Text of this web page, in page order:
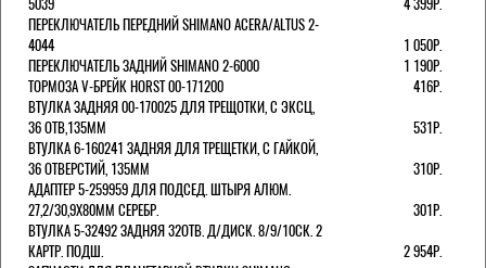
ПЕРЕКЛЮЧАТЕЛЬ ПЕРЕДНИЙ SHIMANO ACERA/ALTUS 2-
4044
1 050Р.
ПЕРЕКЛЮЧАТЕЛЬ ЗАДНИЙ SHIMANO 2-6000
1 190Р.
ТОРМОЗА V-БРЕЙК HORST 00-171200
416Р.
ВТУЛКА ЗАДНЯЯ 00-170025 ДЛЯ ТРЕЩОТКИ, С ЭКСЦ,
36 ОТВ,135ММ
531Р.
ВТУЛКА 6-160241 ЗАДНЯЯ ДЛЯ ТРЕЩЕТКИ, С ГАЙКОЙ,
36 ОТВЕРСТИЙ, 135ММ
310Р.
АДАПТЕР 5-259959 ДЛЯ ПОДСЕД. ШТЫРЯ АЛЮМ.
27,2/30,9Х80ММ СЕРЕБР.
301Р.
ВТУЛКА 5-32492 ЗАДНЯЯ 32ОТВ. Д/ДИСК. 8/9/10СК. 2
КАРТР. ПОДШ.
2 954Р.